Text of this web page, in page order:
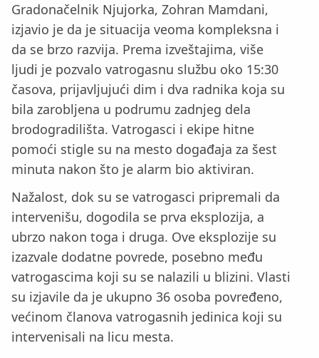
Gradonačelnik Njujorka, Zohran Mamdani,
izjavio je da je situacija veoma kompleksna i
da se brzo razvija. Prema izveštajima, više
ljudi je pozvalo vatrogasnu službu oko 15:30
časova, prijavljujući dim i dva radnika koja su
bila zarobljena u podrumu zadnjeg dela
brodogradilišta. Vatrogasci i ekipe hitne
pomoći stigle su na mesto događaja za šest
minuta nakon što je alarm bio aktiviran.
Nažalost, dok su se vatrogasci pripremali da
intervenišu, dogodila se prva eksplozija, a
ubrzo nakon toga i druga. Ove eksplozije su
izazvale dodatne povrede, posebno među
vatrogascima koji su se nalazili u blizini. Vlasti
su izjavile da je ukupno 36 osoba povređeno,
većinom članova vatrogasnih jedinica koji su
intervenisali na licu mesta.